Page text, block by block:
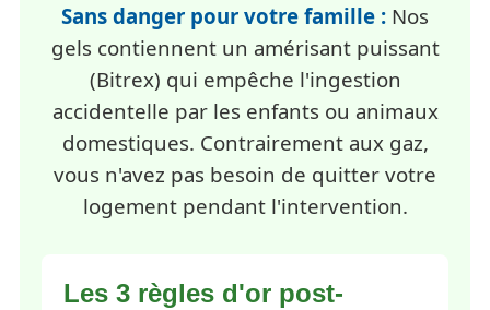
Sans danger pour votre famille : Nos
gels contiennent un amérisant puissant
(Bitrex) qui empêche l'ingestion
accidentelle par les enfants ou animaux
domestiques. Contrairement aux gaz,
vous n'avez pas besoin de quitter votre
logement pendant l'intervention.
Les 3 règles d'or post-